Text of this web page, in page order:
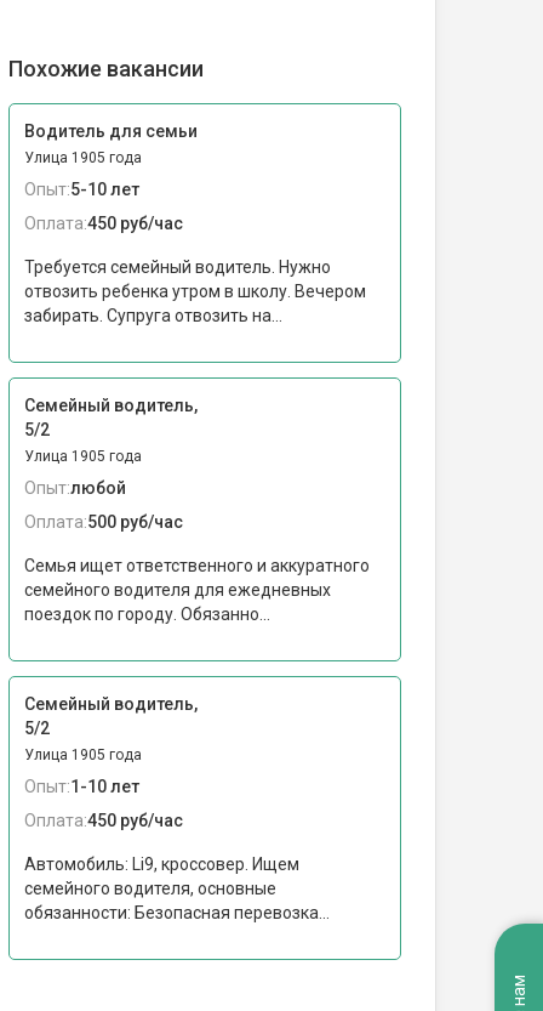
Похожие вакансии
Водитель для семьи
Улица 1905 года
Опыт:5-10 лет
Оплата:450 руб/час
Требуется семейный водитель. Нужно
отвозить ребенка утром в школу. Вечером
забирать. Супруга отвозить на...
Семейный водитель,
5/2
Улица 1905 года
Опыт:любой
Оплата:500 руб/час
Семья ищет ответственного и аккуратного
семейного водителя для ежедневных
поездок по городу. Обязанно...
Семейный водитель,
5/2
Улица 1905 года
Опыт:1-10 лет
Оплата:450 руб/час
Автомобиль: Li9, кроссовер. Ищем
семейного водителя, основные
обязанности: Безопасная перевозка...